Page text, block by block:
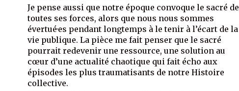
Je pense aussi que notre époque convoque le sacré de
toutes ses forces, alors que nous nous sommes
évertué·es pendant longtemps à le tenir à l’écart de la
vie publique. La pièce me fait penser que le sacré
pourrait redevenir une ressource, une solution au
cœur d’une actualité chaotique qui fait écho aux
épisodes les plus traumatisants de notre Histoire
collective.